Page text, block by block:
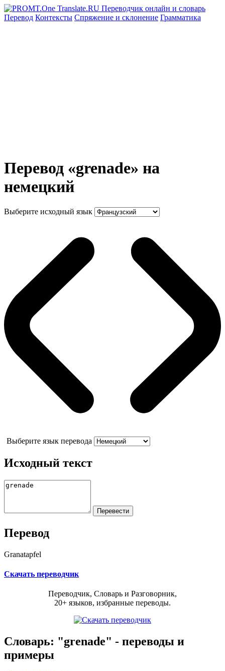
Перевод Контексты Спряжение и склонение Грамматика
Перевод «grenade» на
немецкий
Выберите исходный язык
Выберите язык перевода
Исходный текст
Перевод
Granatapfel
Скачать переводчик
Переводчик, Словарь и Разговорник,
20+ языков, избранные переводы.
Словарь: "grenade" - переводы и
примеры